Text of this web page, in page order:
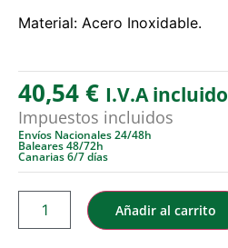
Material: Acero Inoxidable.
40,54€ I.V.A incluido
Impuestos incluidos
Envíos Nacionales 24/48h
Baleares 48/72h
Canarias 6/7 días
Añadir al carrito